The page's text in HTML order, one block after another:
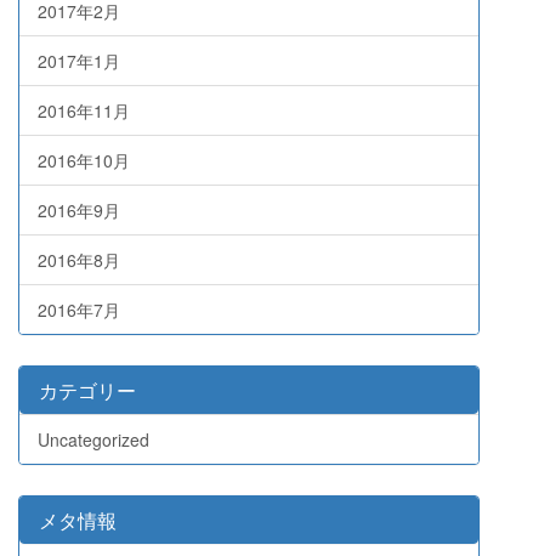
2017年2月
2017年1月
2016年11月
2016年10月
2016年9月
2016年8月
2016年7月
カテゴリー
Uncategorized
メタ情報